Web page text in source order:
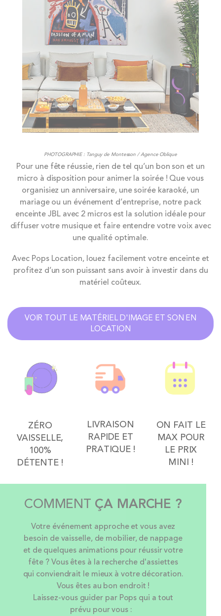
PHOTOGRAPHIE : Tanguy de Montesson / Agence Oblique
Pour une fête réussie, rien de tel qu’un bon son et un
micro à disposition pour animer la soirée ! Que vous
organisiez un anniversaire, une soirée karaoké, un
mariage ou un événement d’entreprise, notre pack
enceinte JBL avec 2 micros est la solution idéale pour
diffuser votre musique et faire entendre votre voix avec
une qualité optimale.
Avec Pops Location, louez facilement votre enceinte et
profitez d’un son puissant sans avoir à investir dans du
matériel coûteux.
VOIR TOUT LE MATÉRIEL D'IMAGE ET SON EN
LOCATION
ZÉRO
VAISSELLE,
100%
DÉTENTE !
LIVRAISON
RAPIDE ET
PRATIQUE !
ON FAIT LE
MAX POUR
LE PRIX
MINI !
COMMENT ÇA MARCHE ?
Votre événement approche et vous avez
besoin de vaisselle, de mobilier, de nappage
et de quelques animations pour réussir votre
fête ? Vous êtes à la recherche d'assiettes
qui conviendrait le mieux à votre décoration.
Vous êtes au bon endroit !
Laissez-vous guider par Pops qui a tout
prévu pour vous :